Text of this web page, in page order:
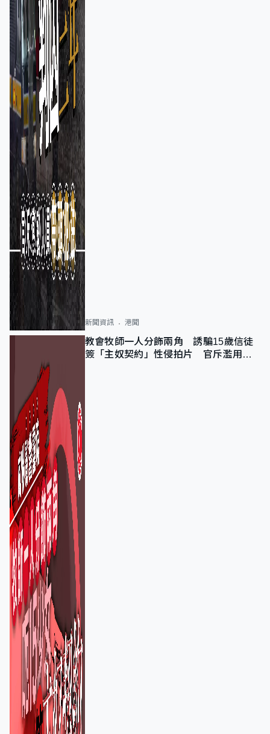
新聞資訊 港聞
教會牧師一人分飾兩角 誘騙15歲信徒
簽「主奴契約」性侵拍片 官斥濫用教